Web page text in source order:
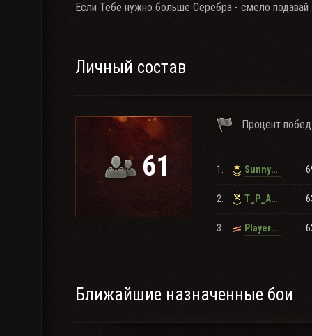
Если Тебе нужно больше Серебра - смело подавай
Личный состав
61
Процент побед
1. Sunny_God
2. T_P_A_K_T_O_P_I_C_T_voin
3. Player1894406969
Ближайшие назначенные бои